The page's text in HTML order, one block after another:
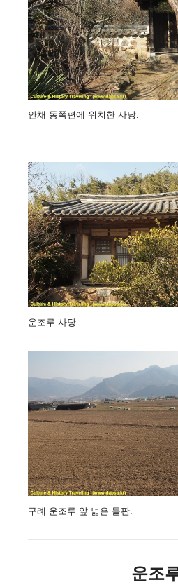
안채 동쪽편에 위치한 사당.
운조루 사당.
구례 운조루 앞 넓은 들판.